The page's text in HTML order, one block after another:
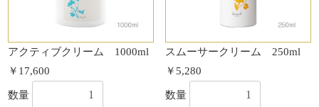
アクティブクリーム 1000ml
￥17,600
数量
スムーサークリーム 250ml
￥5,280
数量